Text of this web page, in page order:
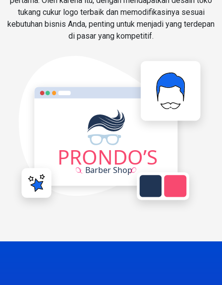
tukang cukur logo terbaik dan memodifikasinya sesuai
kebutuhan bisnis Anda, penting untuk menjadi yang terdepan
di pasar yang kompetitif.